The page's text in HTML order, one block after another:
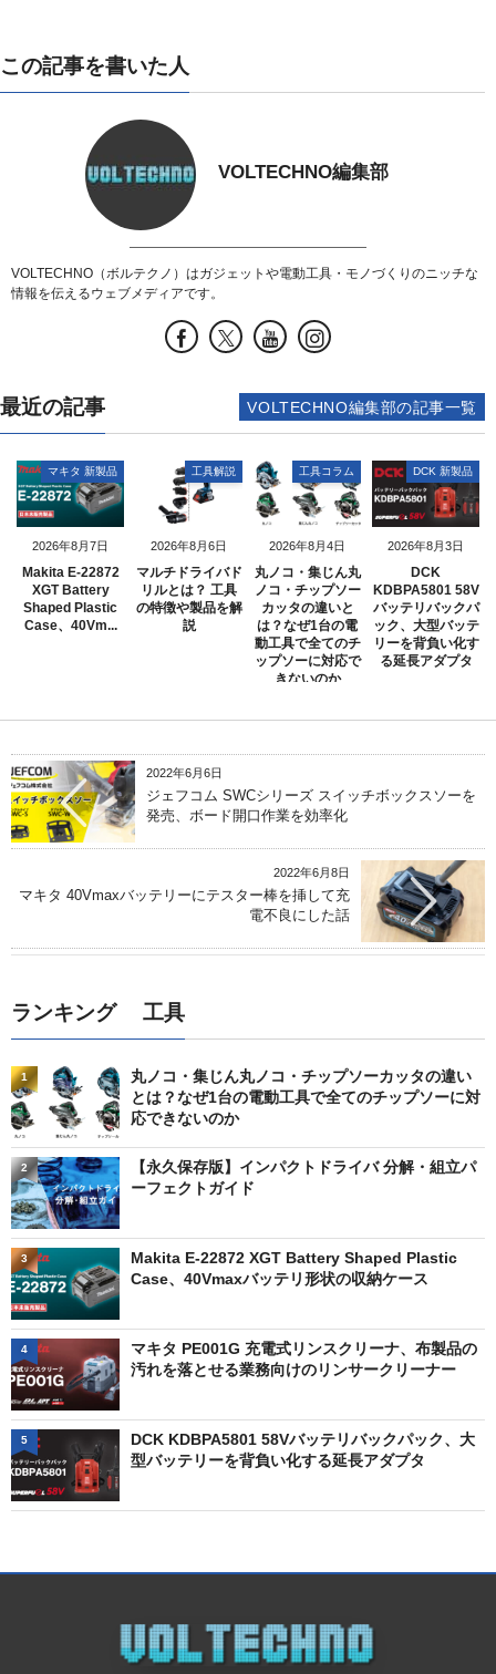
この記事を書いた人
VOLTECHNO編集部
VOLTECHNO（ボルテクノ）はガジェットや電動工具・モノづくりのニッチな
情報を伝えるウェブメディアです。
最近の記事
2026年8月7日
マキタ 新製品
Makita E-22872
XGT Battery
Shaped Plastic
Case、40Vm...
2026年8月6日
工具解説
マルチドライバド
リルとは？ 工具
の特徴や製品を解
説
2026年8月4日
工具コラム
丸ノコ・集じん丸
ノコ・チップソー
カッタの違いと
は？なぜ1台の電
動工具で全てのチ
ップソーに対応で
きないのか
2026年8月3日
DCK 新製品
DCK
KDBPA5801 58V
バッテリバックパ
ック、大型バッテ
リーを背負い化す
る延長アダプタ
VOLTECHNO編集部の記事一覧
2022年6月6日
ジェフコム SWCシリーズ スイッチボックスソーを
発売、ボード開口作業を効率化
2022年6月8日
マキタ 40Vmaxバッテリーにテスター棒を挿して充
電不良にした話
ランキング 工具
丸ノコ・集じん丸ノコ・チップソーカッタの違い
とは？なぜ1台の電動工具で全てのチップソーに対
応できないのか
1
【永久保存版】インパクトドライバ 分解・組立パ
ーフェクトガイド
2
Makita E-22872 XGT Battery Shaped Plastic
Case、40Vmaxバッテリ形状の収納ケース
3
マキタ PE001G 充電式リンスクリーナ、布製品の
汚れを落とせる業務向けのリンサークリーナー
4
DCK KDBPA5801 58Vバッテリバックパック、大
型バッテリーを背負い化する延長アダプタ
5